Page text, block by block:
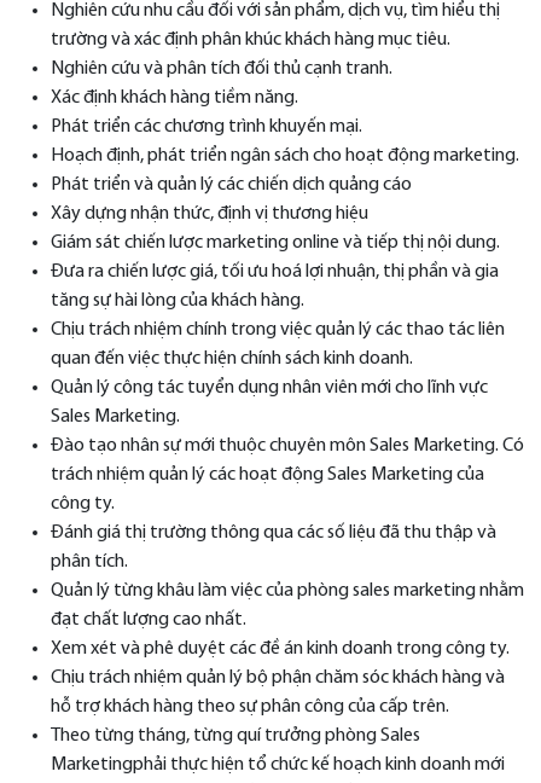
Nghiên cứu nhu cầu đối với sản phẩm, dịch vụ, tìm hiểu thị
trường và xác định phân khúc khách hàng mục tiêu.
Nghiên cứu và phân tích đối thủ cạnh tranh.
Xác định khách hàng tiềm năng.
Phát triển các chương trình khuyến mại.
Hoạch định, phát triển ngân sách cho hoạt động marketing.
Phát triển và quản lý các chiến dịch quảng cáo
Xây dựng nhận thức, định vị thương hiệu
Giám sát chiến lược marketing online và tiếp thị nội dung.
Đưa ra chiến lược giá, tối ưu hoá lợi nhuận, thị phần và gia
tăng sự hài lòng của khách hàng.
Chịu trách nhiệm chính trong việc quản lý các thao tác liên
quan đến việc thực hiện chính sách kinh doanh.
Quản lý công tác tuyển dụng nhân viên mới cho lĩnh vực
Sales Marketing.
Đào tạo nhân sự mới thuộc chuyên môn Sales Marketing. Có
trách nhiệm quản lý các hoạt động Sales Marketing của
công ty.
Đánh giá thị trường thông qua các số liệu đã thu thập và
phân tích.
Quản lý từng khâu làm việc của phòng sales marketing nhằm
đạt chất lượng cao nhất.
Xem xét và phê duyệt các đề án kinh doanh trong công ty.
Chịu trách nhiệm quản lý bộ phận chăm sóc khách hàng và
hỗ trợ khách hàng theo sự phân công của cấp trên.
Theo từng tháng, từng quí trưởng phòng Sales
Marketingphải thực hiện tổ chức kế hoạch kinh doanh mới